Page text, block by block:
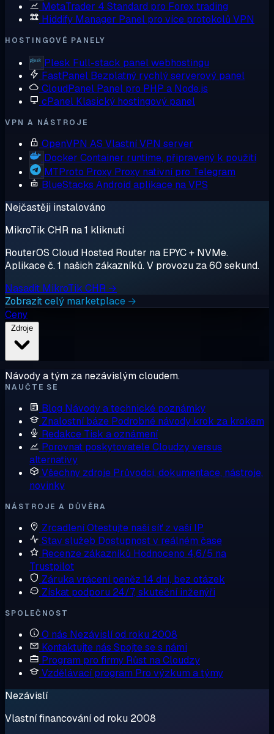
MetaTrader 4 Standard pro Forex trading
Hiddify Manager Panel pro více protokolů VPN
HOSTINGOVÉ PANELY
Plesk Full-stack panel webhostingu
FastPanel Bezplatný rychlý serverový panel
CloudPanel Panel pro PHP a Node.js
cPanel Klasický hostingový panel
VPN A NÁSTROJE
OpenVPN AS Vlastní VPN server
Docker Container runtime, připravený k použití
MTProto Proxy Proxy nativní pro Telegram
BlueStacks Android aplikace na VPS
Nejčastěji instalováno
MikroTik CHR na 1 kliknutí
RouterOS Cloud Hosted Router na EPYC + NVMe.
Aplikace č. 1 našich zákazníků. V provozu za 60 sekund.
Nasadit MikroTik CHR →
Zobrazit celý marketplace →
Ceny
Návody a tým za nezávislým cloudem.
NAUČTE SE
Blog Návody a technické poznámky
Znalostní báze Podrobné návody krok za krokem
Redakce Tisk a oznámení
Porovnat poskytovateleCloudzy versus
alternativy
Všechny zdroje Průvodci, dokumentace, nástroje,
novinky
NÁSTROJE A DŮVĚRA
ZrcadleníOtestujte naši síť z vaší IP
Stav služeb Dostupnost v reálném čase
Recenze zákazníků Hodnoceno 4,6/5 na
Trustpilot
Záruka vrácení peněz 14 dní, bez otázek
Získat podporu 24/7, skuteční inženýři
SPOLEČNOST
O nás Nezávislí od roku 2008
Kontaktujte nás Spojte se s námi
Program pro firmy Růst na Cloudzy
Vzdělávací program Pro výzkum a týmy
Nezávislí
Vlastní financování od roku 2008